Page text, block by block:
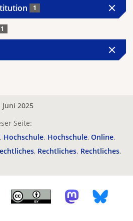
1
1
Juni 2025
Seite:
Hochschule Hochschule Online
Rechtliches Rechtliches